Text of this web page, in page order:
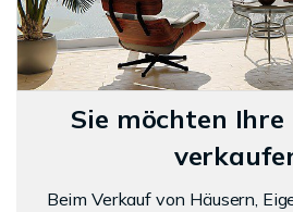
Sie möchten
Beim Verkauf von Häusern,